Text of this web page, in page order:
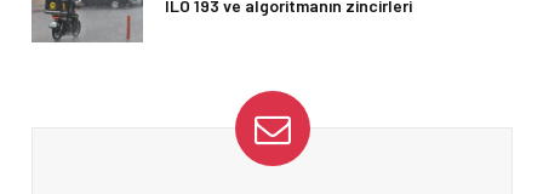
ILO 193 ve algoritmanın zincirleri